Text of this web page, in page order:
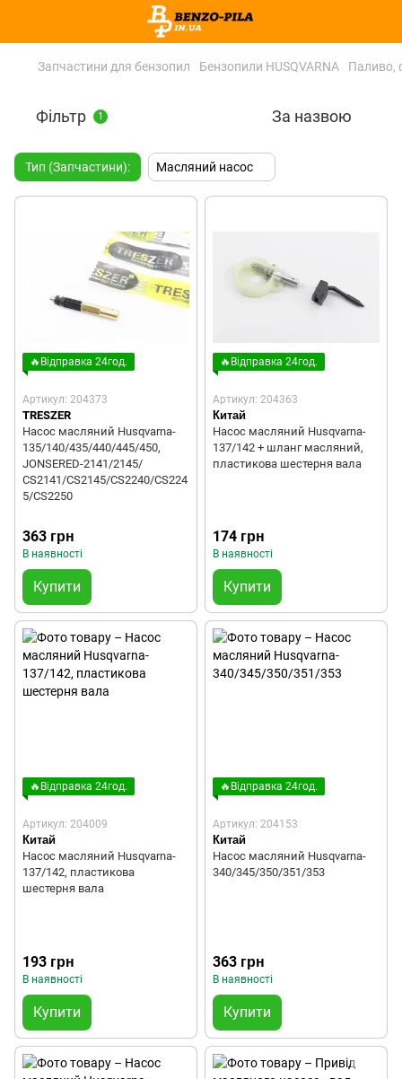
Запчастини для бензопил Бензопили HUSQVARNA Паливо,
Фільтр 1 За назвою
Тип (Запчастини): Масляний насос
🔥Відправка 24год.
Артикул: 204373
TRESZER
Насос масляний Husqvarna-
135/140/435/440/445/450,
JONSERED-2141/2145/
СS2141/CS2145/CS2240/CS224
5/CS2250
363 грн
В наявності
Купити
🔥Відправка 24год.
Артикул: 204363
Китай
Насос масляний Husqvarna-
137/142 + шланг масляний,
пластикова шестерня вала
174 грн
В наявності
Купити
🔥Відправка 24год.
Артикул: 204009
Китай
Насос масляний Husqvarna-
137/142, пластикова
шестерня вала
193 грн
В наявності
Купити
🔥Відправка 24год.
Артикул: 204153
Китай
Насос масляний Husqvarna-
340/345/350/351/353
363 грн
В наявності
Купити